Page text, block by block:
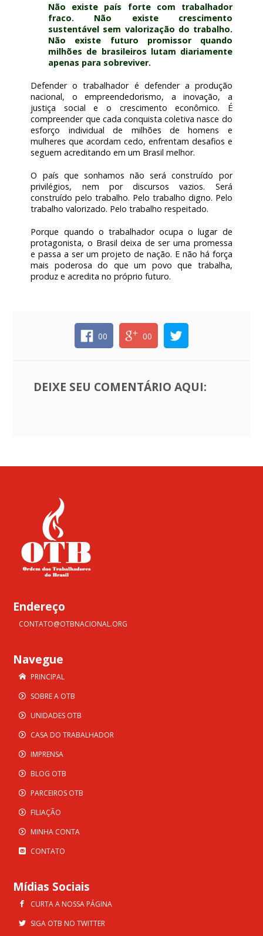
Não existe país forte com trabalhador
fraco. Não existe crescimento
sustentável sem valorização do trabalho.
Não existe futuro promissor quando
milhões de brasileiros lutam diariamente
apenas para sobreviver.
Defender o trabalhador é defender a produção
nacional, o empreendedorismo, a inovação, a
justiça social e o crescimento econômico. É
compreender que cada conquista coletiva nasce do
esforço individual de milhões de homens e
mulheres que acordam cedo, enfrentam desafios e
seguem acreditando em um Brasil melhor.
O país que sonhamos não será construído por
privilégios, nem por discursos vazios. Será
construído pelo trabalho. Pelo trabalho digno. Pelo
trabalho valorizado. Pelo trabalho respeitado.
Porque quando o trabalhador ocupa o lugar de
protagonista, o Brasil deixa de ser uma promessa
e passa a ser um projeto de nação. E não há força
mais poderosa do que um povo que trabalha,
produz e acredita no próprio futuro.
00 00
DEIXE SEU COMENTÁRIO AQUI:
Endereço
CONTATO@OTBNACIONAL.ORG
Navegue
PRINCIPAL
SOBRE A OTB
UNIDADES OTB
CASA DO TRABALHADOR
IMPRENSA
BLOG OTB
PARCEIROS OTB
FILIAÇÃO
MINHA CONTA
CONTATO
Mídias Sociais
CURTA A NOSSA PÁGINA
SIGA OTB NO TWITTER